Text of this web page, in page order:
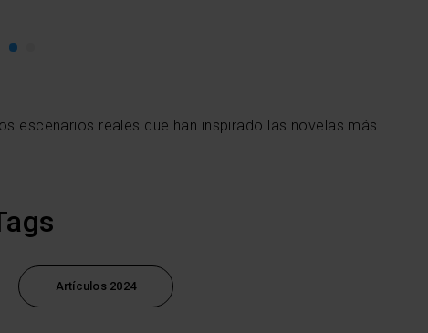
escenarios reales que han inspirado las novelas más
Artículos 2024